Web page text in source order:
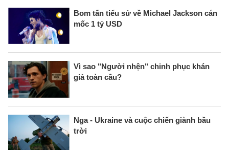
Bom tấn tiểu sử về Michael Jackson cán
mốc 1 tỷ USD
Vì sao "Người nhện" chinh phục khán
giả toàn cầu?
Nga - Ukraine và cuộc chiến giành bầu
trời